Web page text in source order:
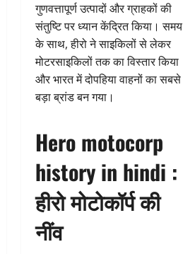
गुणवत्तापूर्ण उत्पादों और ग्राहकों की
संतुष्टि पर ध्यान केंद्रित किया। समय
के साथ, हीरो ने साइकिलों से लेकर
मोटरसाइकिलों तक का विस्तार किया
और भारत में दोपहिया वाहनों का सबसे
बड़ा ब्रांड बन गया।
Hero motocorp
history in hindi :
हीरो मोटोकॉर्प की
नींव